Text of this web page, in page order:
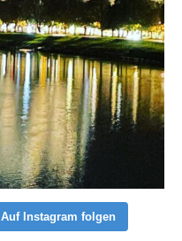
Auf Instagram folgen